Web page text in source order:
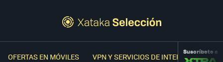
OFERTAS EN MÓVILES VPN Y SERVICIOS DE INTERNETSuscríbete a